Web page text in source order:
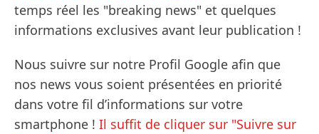
temps réel les "breaking news" et quelques
informations exclusives avant leur publication !
Nous suivre sur notre Profil Google afin que
nos news vous soient présentées en priorité
dans votre fil d’informations sur votre
smartphone ! Il suffit de cliquer sur "Suivre sur